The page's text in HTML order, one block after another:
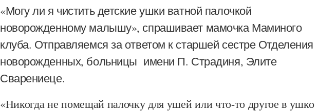
«Могу ли я чистить детские ушки ватной палочкой
новорожденному малышу», спрашивает мамочка Маминого
клуба. Отправляемся за ответом к старшей сестре Отделения
новорожденных, больницы имени П. Страдиня, Элите
Сварениеце.
«Никогда не помещай палочку для ушей или что-то другое в ушко